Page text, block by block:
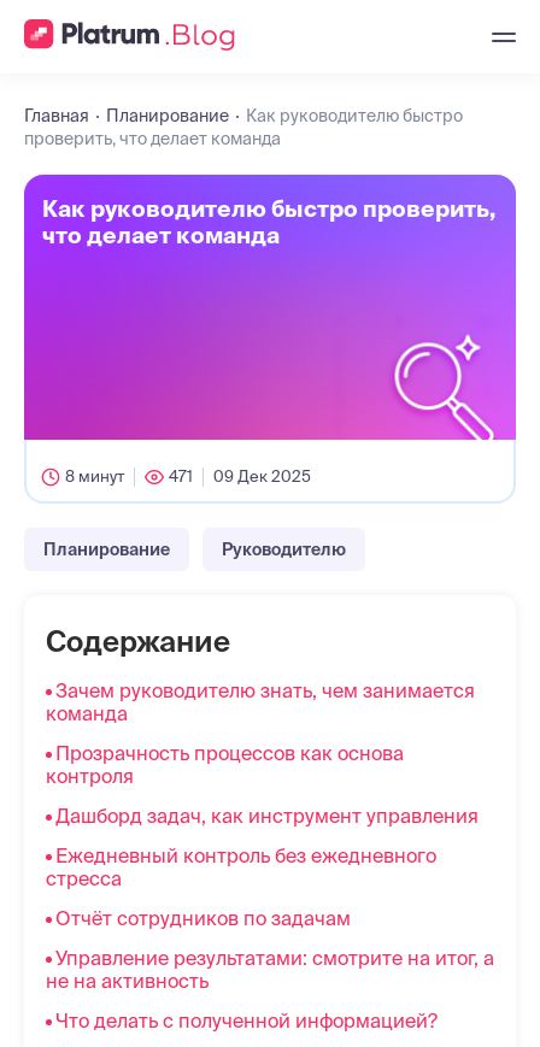
Главная Планирование
Как руководителю быстро
проверить, что делает команда
Как руководителю быстро проверить,
что делает команда
8 минут 471 09 Дек 2025
Планирование Руководителю
Содержание
Зачем руководителю знать, чем занимается
команда
Прозрачность процессов как основа
контроля
Дашборд задач, как инструмент управления
Ежедневный контроль без ежедневного
стресса
Отчёт сотрудников по задачам
Управление результатами: смотрите на итог, а
не на активность
Что делать с полученной информацией?